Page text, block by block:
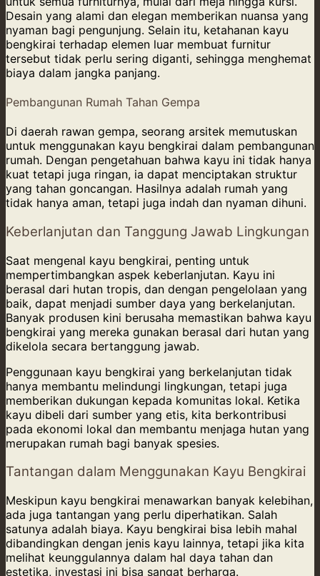
Desain yang alami dan elegan memberikan nuansa yang
nyaman bagi pengunjung. Selain itu, ketahanan kayu
bengkirai terhadap elemen luar membuat furnitur
tersebut tidak perlu sering diganti, sehingga menghemat
biaya dalam jangka panjang.
Pembangunan Rumah Tahan Gempa
Di daerah rawan gempa, seorang arsitek memutuskan
untuk menggunakan kayu bengkirai dalam pembangunan
rumah. Dengan pengetahuan bahwa kayu ini tidak hanya
kuat tetapi juga ringan, ia dapat menciptakan struktur
yang tahan goncangan. Hasilnya adalah rumah yang
tidak hanya aman, tetapi juga indah dan nyaman dihuni.
Keberlanjutan dan Tanggung Jawab Lingkungan
Saat mengenal kayu bengkirai, penting untuk
mempertimbangkan aspek keberlanjutan. Kayu ini
berasal dari hutan tropis, dan dengan pengelolaan yang
baik, dapat menjadi sumber daya yang berkelanjutan.
Banyak produsen kini berusaha memastikan bahwa kayu
bengkirai yang mereka gunakan berasal dari hutan yang
dikelola secara bertanggung jawab.
Penggunaan kayu bengkirai yang berkelanjutan tidak
hanya membantu melindungi lingkungan, tetapi juga
memberikan dukungan kepada komunitas lokal. Ketika
kayu dibeli dari sumber yang etis, kita berkontribusi
pada ekonomi lokal dan membantu menjaga hutan yang
merupakan rumah bagi banyak spesies.
Tantangan dalam Menggunakan Kayu Bengkirai
Meskipun kayu bengkirai menawarkan banyak kelebihan,
ada juga tantangan yang perlu diperhatikan. Salah
satunya adalah biaya. Kayu bengkirai bisa lebih mahal
dibandingkan dengan jenis kayu lainnya, tetapi jika kita
melihat keunggulannya dalam hal daya tahan dan
estetika, investasi ini bisa sangat berharga.